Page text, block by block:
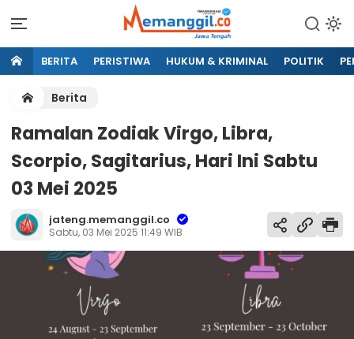
BERITA PERISTIWA HUKUM & KRIMINAL POLITIK
Berita
Ramalan Zodiak Virgo, Libra,
Scorpio, Sagitarius, Hari Ini Sabtu
03 Mei 2025
jateng.memanggil.co
Sabtu, 03 Mei 2025 11:49 WIB